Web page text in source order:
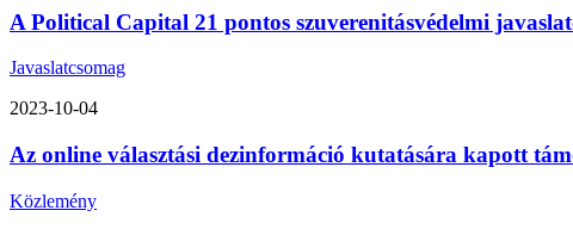
A Political Capital 21 pontos szuverenitásvédelmi
Javaslatcsomag
2023-10-04
Az online választási dezinformáció kutatására kapott
Közlemény